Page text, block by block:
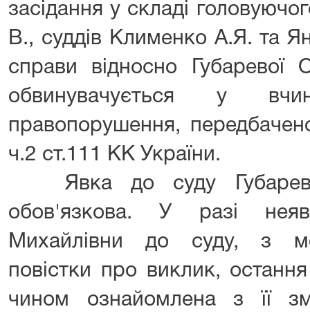
засідання у складі
В., суддів Клименко А.Я. та
справи відносно Губаревої
обвинувачується у
правопорушення,
ч.2 ст.111 КК України.
Явка до суду
обов'язкова. У разі
Михайлівни до суду, з
повістки про виклик,
чином ознайомлена з її